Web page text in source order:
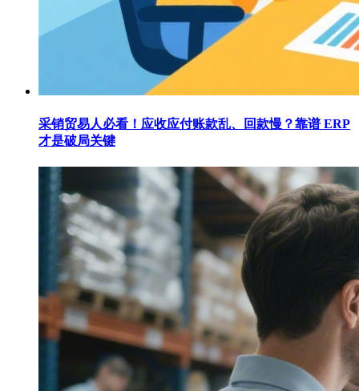
采销贸易人必看！应收应付账款乱、回款慢？靠谱 ERP
才是破局关键